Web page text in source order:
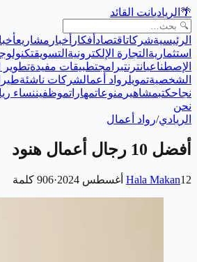
🌴 الرياديانت القائد
الرئيسيةشركاتاقتصاد أفكار أخبار مشاريع
استثمارية التجارة الإلكترونية التسويق
الإصطناعيانترنتبرامجتطبيقات مفيدةتطوير
الشخصيةتمويلرواد أعمالشركات ناشئة
نجاحكتبمشاهير منوعاتمهاراتموظفيننساء
نحن
الريادي/رواد أعمال
أفضل 10 رجال أعمال هنود
Hala Makan12 أغسطس 2024 ·
906 كلمة